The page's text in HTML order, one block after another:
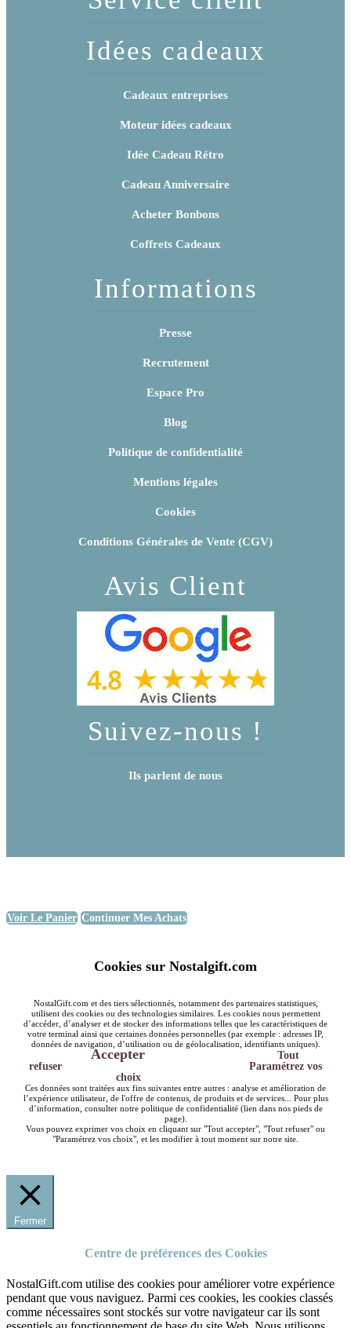
Idées cadeaux
Cadeaux entreprises
Moteur idées cadeaux
Idée Cadeau Rétro
Cadeau Anniversaire
Acheter Bonbons
Coffrets Cadeaux
Informations
Presse
Recrutement
Espace Pro
Blog
Politique de confidentialité
Mentions légales
Cookies
Conditions Générales de Vente (CGV)
Avis Client
Suivez-nous !
Ils parlent de nous
Voir Le Panier Continuer Mes Achats
Cookies sur Nostalgift.com
NostalGift.com et des tiers sélectionnés, notamment des partenaires statistiques,
utilisent des cookies ou des technologies similaires. Les cookies nous permettent
d’accéder, d’analyser et de stocker des informations telles que les caractéristiques de
votre terminal ainsi que certaines données personnelles (par exemple : adresses IP,
données de navigation, d’utilisation ou de géolocalisation, identifiants uniques).
Accepter
Tout
refuser
Paramétrez vos
choix
Ces données sont traitées aux fins suivantes entre autres : analyse et amélioration de
l’expérience utilisateur, de l'offre de contenus, de produits et de services... Pour plus
d’information, consulter notre politique de confidentialité (lien dans nos pieds de
page).
Vous pouvez exprimer vos choix en cliquant sur "Tout accepter", "Tout refuser" ou
"Paramétrez vos choix", et les modifier à tout moment sur notre site.
Fermer
Centre de préférences des Cookies
NostalGift.com utilise des cookies pour améliorer votre expérience
pendant que vous naviguez. Parmi ces cookies, les cookies classés
comme nécessaires sont stockés sur votre navigateur car ils sont